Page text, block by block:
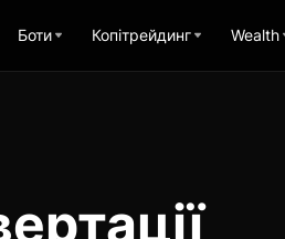
Боти Копітрейдинг Wealth